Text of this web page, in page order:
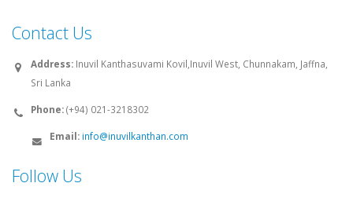
Contact Us
Address: Inuvil Kanthasuvami Kovil,Inuvil West, Chunnakam, Jaffna,
Sri Lanka
Phone:(+94) 021-3218302
Email: info@inuvilkanthan.com
Follow Us